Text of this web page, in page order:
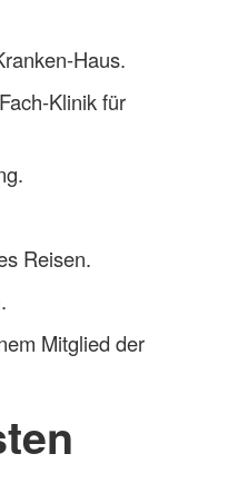
Haus.
Klinik für
Reisen.
Mitglied der